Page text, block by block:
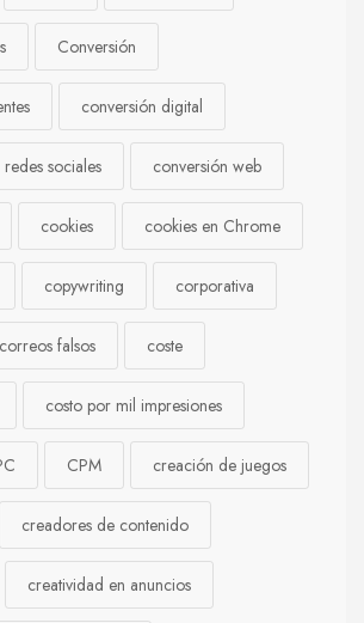
Conversión
conversión digital
sociales conversión web
cookies cookies en Chrome
copywriting corporativa
correos falsos coste
costo por mil impresiones
CPM creación de juegos
creadores de contenido
creatividad en anuncios